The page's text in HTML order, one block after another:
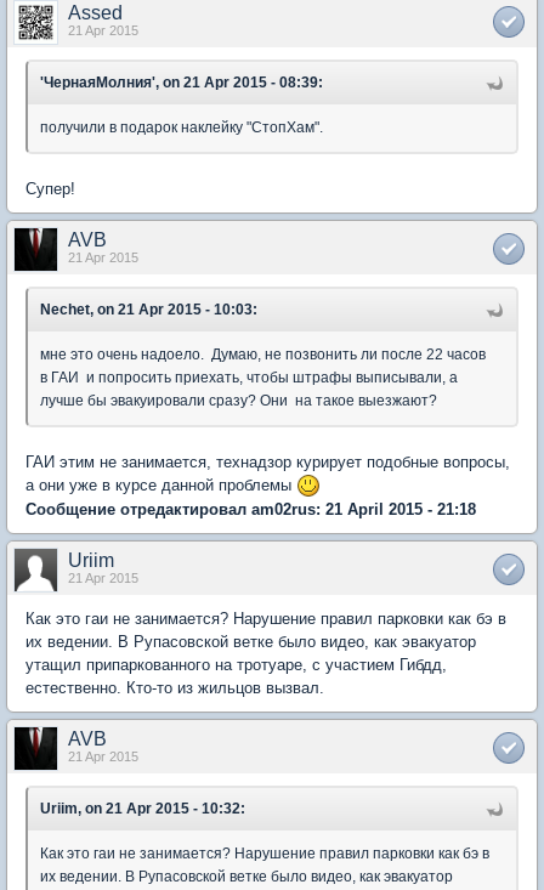
Assed
21 Apr 2015
'ЧернаяМолния', on 21 Apr 2015 - 08:39:
получили в подарок наклейку "СтопХам".
Супер!
AVB
21 Apr 2015
Nechet, on 21 Apr 2015 - 10:03:
мне это очень надоело. Думаю, не позвонить ли после 22 часов
в ГАИ и попросить приехать, чтобы штрафы выписывали, а
лучше бы эвакуировали сразу? Они на такое выезжают?
ГАИ этим не занимается, технадзор курирует подобные вопросы,
а они уже в курсе данной проблемы
Сообщение отредактировал am02rus: 21 April 2015 - 21:18
Uriim
21 Apr 2015
Как это гаи не занимается? Нарушение правил парковки как бэ в
их ведении. В Рупасовской ветке было видео, как эвакуатор
утащил припаркованного на тротуаре, с участием Гибдд,
естественно. Кто-то из жильцов вызвал.
AVB
21 Apr 2015
Uriim, on 21 Apr 2015 - 10:32:
Как это гаи не занимается? Нарушение правил парковки как бэ в
их ведении. В Рупасовской ветке было видео, как эвакуатор